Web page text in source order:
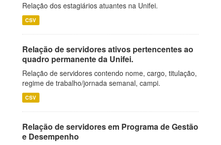
Relação dos estagiários atuantes na Unifei.
CSV
Relação de servidores ativos pertencentes ao
quadro permanente da Unifei.
Relação de servidores contendo nome, cargo, titulação,
regime de trabalho/jornada semanal, campi.
CSV
Relação de servidores em Programa de Gestão
e Desempenho